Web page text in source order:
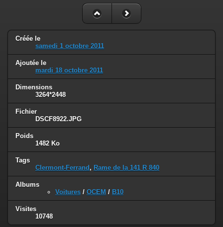
Créée le
samedi 1 octobre 2011
Ajoutée le
mardi 18 octobre 2011
Dimensions
3264*2448
Fichier
DSCF8922.JPG
Poids
1482 Ko
Tags
Clermont-Ferrand , Rame de la 141 R 840
Albums
Voitures / OCEM / B10
Visites
10748